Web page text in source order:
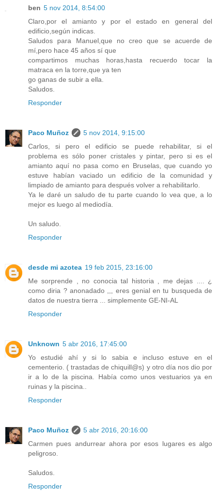
ben 5 nov 2014, 8:54:00
Claro,por el amianto y por el estado en general del
edificio,según indicas.
Saludos para Manuel,que no creo que se acuerde de
mí,pero hace 45 años sí que
compartimos muchas horas,hasta recuerdo tocar la
matraca en la torre,que ya ten
go ganas de subir a ella.
Saludos.
Responder
Paco Muñoz
5 nov 2014, 9:15:00
Carlos, si pero el edificio se puede rehabilitar, si el
problema es sólo poner cristales y pintar, pero si es el
amianto aquí no pasa como en Bruselas, que cuando yo
estuve habían vaciado un edificio de la comunidad y
limpiado de amianto para después volver a rehabilitarlo.
Ya le daré un saludo de tu parte cuando lo vea que, a lo
mejor es luego al mediodía.
Un saludo.
Responder
desde mi azotea 19 feb 2015, 23:16:00
Me sorprende , no conocia tal historia , me dejas .... ¿
como diria ? anonadado ,,, eres genial en tu busqueda de
datos de nuestra tierra ... simplemente GE-NI-AL
Responder
Unknown 5 abr 2016, 17:45:00
Yo estudié ahí y si lo sabia e incluso estuve en el
cementerio. ( trastadas de chiquill@s) y otro día nos dio por
ir a lo de la piscina. Había como unos vestuarios ya en
ruinas y la piscina..
Responder
Paco Muñoz
5 abr 2016, 20:16:00
Carmen pues andurrear ahora por esos lugares es algo
peligroso.
Saludos.
Responder